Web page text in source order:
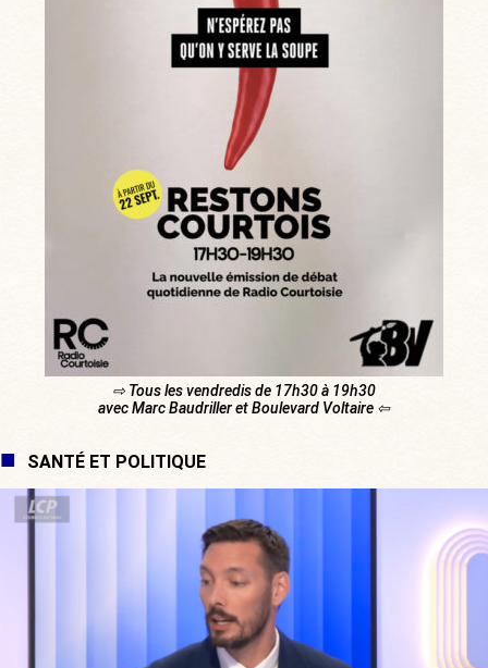
⇨ Tous les vendredis de 17h30 à 19h30
avec Marc Baudriller et Boulevard Voltaire ⇦
SANTÉ ET POLITIQUE